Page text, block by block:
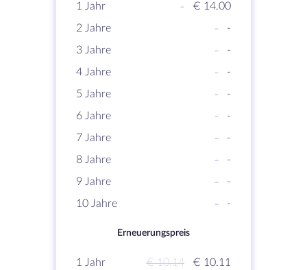
1 Jahr -
€ 14.00
2 Jahre
-
-
3 Jahre
-
-
4 Jahre
-
-
5 Jahre
-
-
6 Jahre
-
-
7 Jahre
-
-
8 Jahre
-
-
9 Jahre
-
-
10 Jahre
- -
Erneuerungspreis
1 Jahr € 10.14
€ 10.11